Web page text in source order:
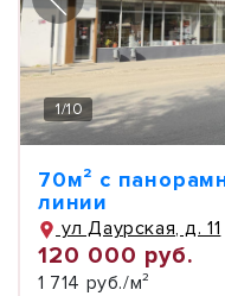
1/10
70м² с
линии
ул Даурская, д. 11
120 000 руб.
1 714 руб./м²